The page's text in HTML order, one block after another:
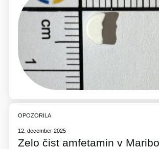
OPOZORILA
12. december 2025
Zelo čist amfetamin v